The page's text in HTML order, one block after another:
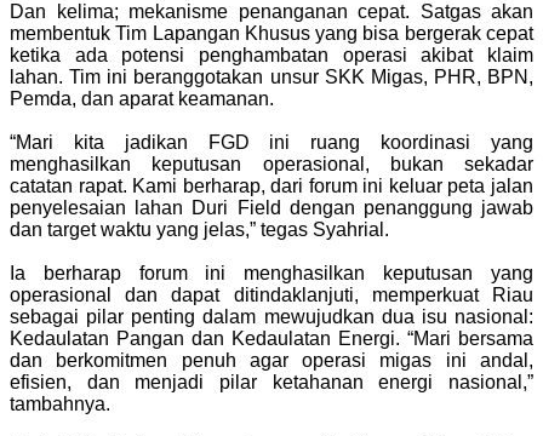
Dan kelima; mekanisme penanganan cepat. Satgas akan
membentuk Tim Lapangan Khusus yang bisa bergerak cepat
ketika ada potensi penghambatan operasi akibat klaim
lahan. Tim ini beranggotakan unsur SKK Migas, PHR, BPN,
Pemda, dan aparat keamanan.
“Mari kita jadikan FGD ini ruang koordinasi yang
menghasilkan keputusan operasional, bukan sekadar
catatan rapat. Kami berharap, dari forum ini keluar peta jalan
penyelesaian lahan Duri Field dengan penanggung jawab
dan target waktu yang jelas,” tegas Syahrial.
Ia berharap forum ini menghasilkan keputusan yang
operasional dan dapat ditindaklanjuti, memperkuat Riau
sebagai pilar penting dalam mewujudkan dua isu nasional:
Kedaulatan Pangan dan Kedaulatan Energi. “Mari bersama
dan berkomitmen penuh agar operasi migas ini andal,
efisien, dan menjadi pilar ketahanan energi nasional,”
tambahnya.